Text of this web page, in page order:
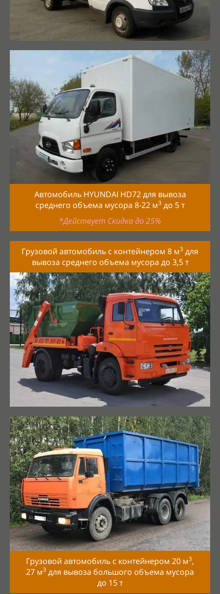
Автомобиль HYUNDAI HD72 для вывоза
среднего объема мусора 8-22 м3 до 5т
*Действует Скидка до 25%
Грузовой автомобиль с контейнером 8 м3 для
вывоза среднего объема мусора до 3,5 т
Грузовой автомобиль с контейнером 20 м3,
27 м3 для вывоза большого объема мусора
до 15т